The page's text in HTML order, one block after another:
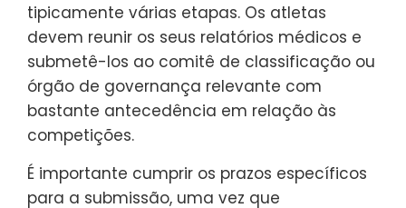
tipicamente várias etapas. Os atletas
devem reunir os seus relatórios médicos e
submetê-los ao comitê de classificação ou
órgão de governança relevante com
bastante antecedência em relação às
competições.
É importante cumprir os prazos específicos
para a submissão, uma vez que